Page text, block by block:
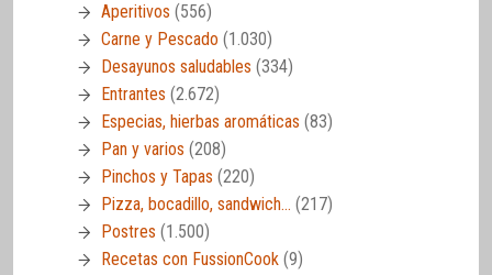
Aperitivos (556)
Carne y Pescado (1.030)
Desayunos saludables (334)
Entrantes (2.672)
Especias, hierbas aromáticas (83)
Pan y varios (208)
Pinchos y Tapas (220)
Pizza, bocadillo, sandwich… (217)
Postres (1.500)
Recetas con FussionCook (9)